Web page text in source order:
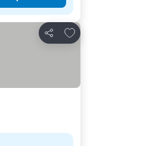
Compartir
Agregar a favoritos